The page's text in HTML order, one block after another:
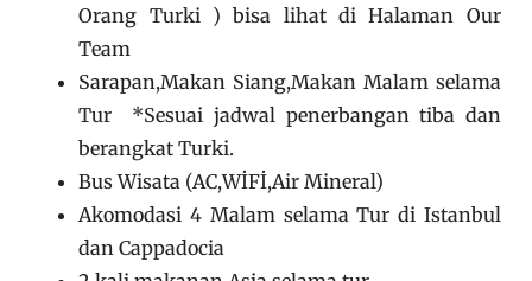
Orang Turki ) bisa lihat di Halaman Our
Team
Sarapan,Makan Siang,Makan Malam selama
Tur *Sesuai jadwal penerbangan tiba dan
berangkat Turki.
Bus Wisata (AC,WİFİ,Air Mineral)
Akomodasi 4 Malam selama Tur di Istanbul
dan Cappadocia